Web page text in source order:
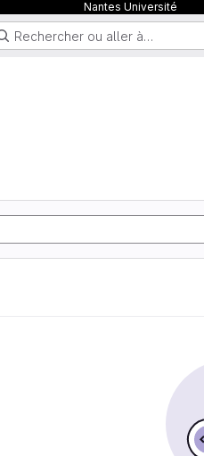
Nantes Université
Rechercher ou aller à…